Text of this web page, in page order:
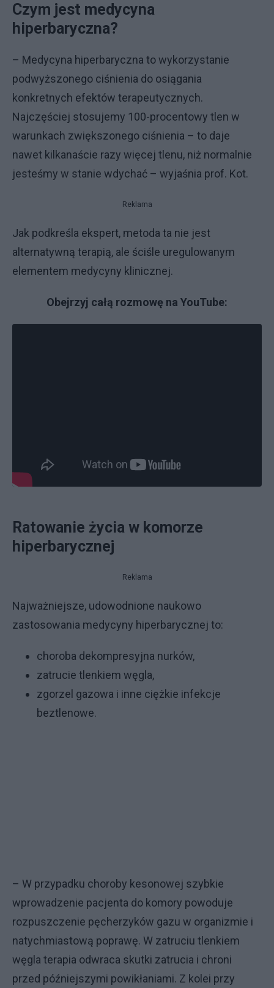
Czym jest medycyna
hiperbaryczna?
– Medycyna hiperbaryczna to wykorzystanie
podwyższonego ciśnienia do osiągania
konkretnych efektów terapeutycznych.
Najczęściej stosujemy 100-procentowy tlen w
warunkach zwiększonego ciśnienia – to daje
nawet kilkanaście razy więcej tlenu, niż normalnie
jesteśmy w stanie wdychać – wyjaśnia prof. Kot.
Reklama
Jak podkreśla ekspert, metoda ta nie jest
alternatywną terapią, ale ściśle uregulowanym
elementem medycyny klinicznej.
Obejrzyj całą rozmowę na YouTube:
Ratowanie życia w komorze
hiperbarycznej
Reklama
Najważniejsze, udowodnione naukowo
zastosowania medycyny hiperbarycznej to:
choroba dekompresyjna nurków,
zatrucie tlenkiem węgla,
zgorzel gazowa i inne ciężkie infekcje
beztlenowe.
– W przypadku choroby kesonowej szybkie
wprowadzenie pacjenta do komory powoduje
rozpuszczenie pęcherzyków gazu w organizmie i
natychmiastową poprawę. W zatruciu tlenkiem
węgla terapia odwraca skutki zatrucia i chroni
przed późniejszymi powikłaniami. Z kolei przy